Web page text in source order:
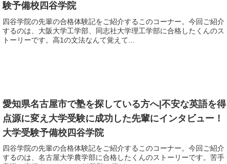
験予備校四谷学院
四谷学院の先輩の合格体験記をご紹介するこのコーナー。今回ご紹介
するのは、大阪大学工学部、同志社大学理工学部に合格したくんのス
トーリーです。高1の文法なんて覚えて...
愛知県名古屋市で塾を探している方へ|不安な英語を得
点源に変え大学受験に成功した先輩にインタビュー！
大学受験予備校四谷学院
四谷学院の先輩の合格体験記をご紹介するこのコーナー。今回ご紹介
するのは、名古屋大学農学部に合格したくんのストーリーです。苦手